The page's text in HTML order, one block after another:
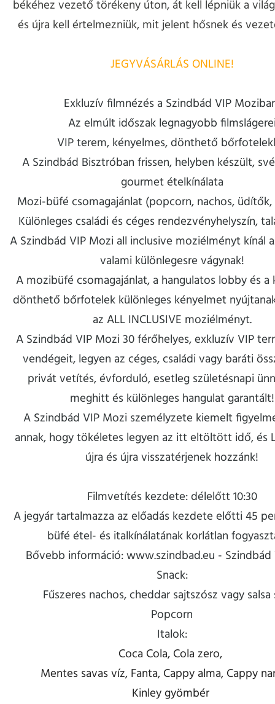
békéhez vezető törékeny úton, át kell lépniük a
és újra kell értelmezniük, mit jelent hősnek és
JEGYVÁSÁRLÁS ONLINE!
Exkluzív filmnézés a Szindbád VIP
Az elmúlt időszak legnagyobb
VIP terem, kényelmes, dönthető
A Szindbád Bisztróban frissen, helyben készült,
gourmet ételkínálata
Mozi-büfé csomagajánlat (popcorn, nachos,
Különleges családi és céges rendezvényhelyszín,
A Szindbád VIP Mozi all inclusive moziélményt kínál
valami különlegesre vágynak!
A mozibüfé csomagajánlat, a hangulatos lobby és a
dönthető bőrfotelek különleges kényelmet
az ALL INCLUSIVE moziélményt.
A Szindbád VIP Mozi 30 férőhelyes, exkluzív VIP
vendégeit, legyen az céges, családi vagy baráti
privát vetítés, évforduló, esetleg születésnapi
meghitt és különleges hangulat garantált!
A Szindbád VIP Mozi személyzete kiemelt
annak, hogy tökéletes legyen az itt eltöltött idő, és
újra és újra visszatérjenek hozzánk!
Filmvetítés kezdete: délelőtt 10:30
A jegyár tartalmazza az előadás kezdete előtti 45
büfé étel- és italkínálatának korlátlan
Bővebb információ: www.szindbad.eu - Szindbád
Snack:
Fűszeres nachos, cheddar sajtszósz vagy salsa
Popcorn
Italok:
Coca Cola, Cola zero,
Mentes savas víz, Fanta, Cappy alma, Cappy
Kinley gyömbér